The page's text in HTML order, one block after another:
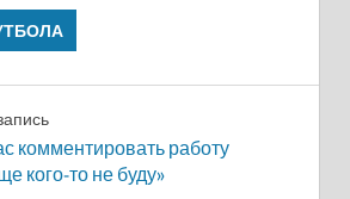
комментировать работу
кого-то не буду»